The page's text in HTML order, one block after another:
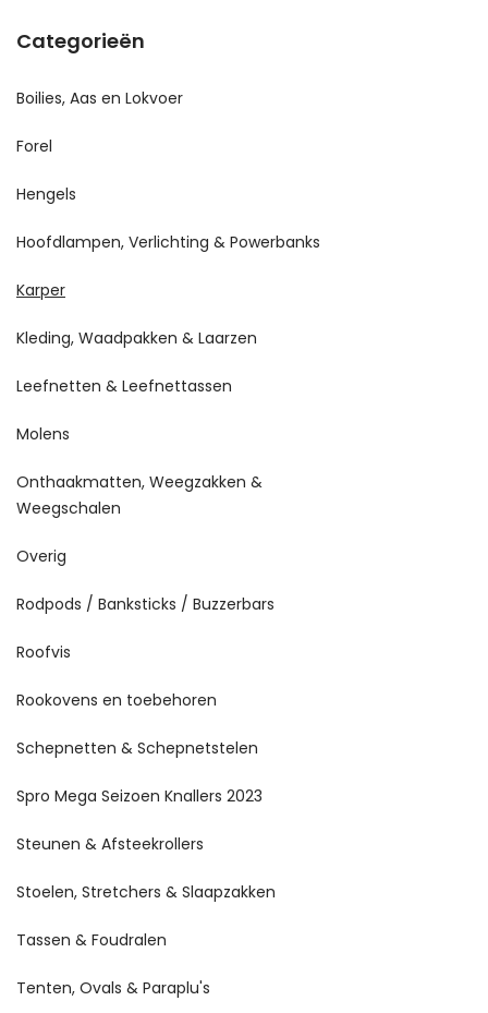
Categorieën
Boilies, Aas en Lokvoer
Forel
Hengels
Hoofdlampen, Verlichting & Powerbanks
Karper
Kleding, Waadpakken & Laarzen
Leefnetten & Leefnettassen
Molens
Onthaakmatten, Weegzakken &
Weegschalen
Overig
Rodpods / Banksticks / Buzzerbars
Roofvis
Rookovens en toebehoren
Schepnetten & Schepnetstelen
Spro Mega Seizoen Knallers 2023
Steunen & Afsteekrollers
Stoelen, Stretchers & Slaapzakken
Tassen & Foudralen
Tenten, Ovals & Paraplu's